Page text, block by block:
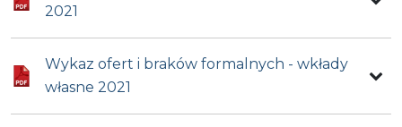
2021
Wykaz ofert i braków formalnych - wkłady
własne 2021